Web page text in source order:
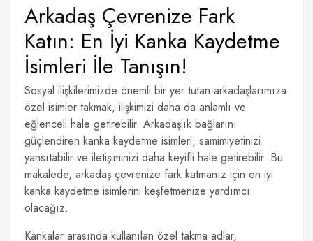
Arkadaş Çevrenize Fark
Katın: En İyi Kanka Kaydetme
İsimleri İle Tanışın!
Sosyal ilişkilerimizde önemli bir yer tutan arkadaşlarımıza
özel isimler takmak, ilişkimizi daha da anlamlı ve
eğlenceli hale getirebilir. Arkadaşlık bağlarını
güçlendiren kanka kaydetme isimleri, samimiyetinizi
yansıtabilir ve iletişiminizi daha keyifli hale getirebilir. Bu
makalede, arkadaş çevrenize fark katmanız için en iyi
kanka kaydetme isimlerini keşfetmenize yardımcı
olacağız.
Kankalar arasında kullanılan özel takma adlar,